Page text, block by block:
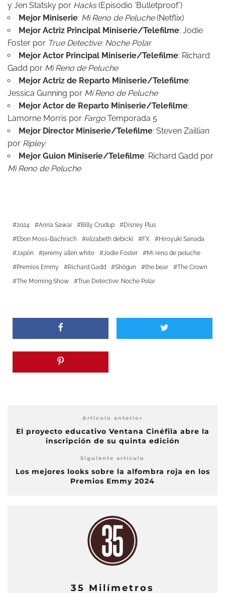
y Jen Statsky por Hacks(Episodio ‘Bulletproof’)
Mejor Miniserie: Mi Reno de Peluche(Netflix)
Mejor Actriz Principal Miniserie/Telefilme: Jodie
Foster por True Detective: Noche Polar
Mejor Actor Principal Miniserie/Telefilme: Richard
Gadd por Mi Reno de Peluche
Mejor Actriz de Reparto Miniserie/Telefilme:
Jessica Gunning por Mi Reno de Peluche
Mejor Actor de Reparto Miniserie/Telefilme:
Lamorne Morris por Fargo Temporada 5
Mejor Director Miniserie/Telefilme: Steven Zaillian
por Ripley
Mejor Guion Miniserie/Telefilme: Richard Gadd por
Mi Reno de Peluche
2024 Anna Sawai Billy Crudup
Disney Plus
Ebon Moss-Bachrach
elizabeth debicki FX
Hiroyuki Sanada
Japón
jeremy allen white Jodie Foster
Mi reno de peluche
Premios Emmy
Richard Gadd Shōgun the bear
The Crown
The Morning Show
True Detective: Noche Polar
Artículo anterior
El proyecto educativo Ventana Cinéfila abre la
inscripción de su quinta edición
Siguiente artículo
Los mejores looks sobre la alfombra roja en los
Premios Emmy 2024
35 Milímetros